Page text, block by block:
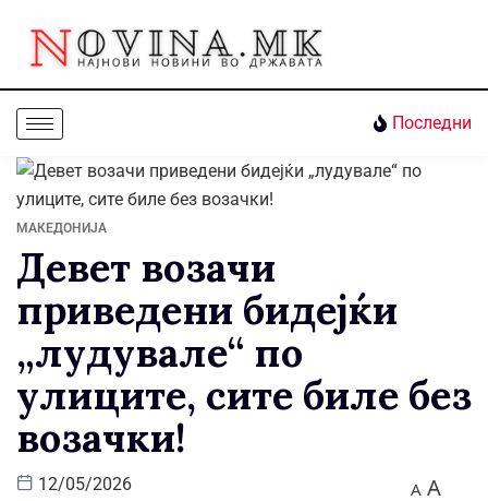
Последни
МАКЕДОНИЈА
Девет возачи
приведени бидејќи
„лудувале“ по
улиците, сите биле без
возачки!
12/05/2026 A A